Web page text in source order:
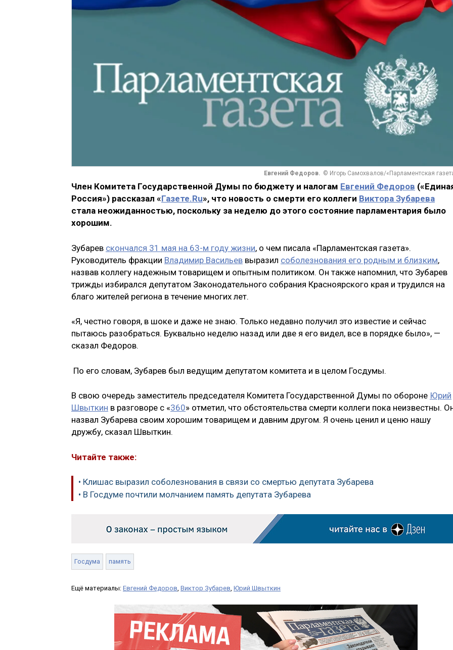
Евгений Федоров. © Игорь Самохвалов/«Парламентская
Член Комитета Государственной Думы по бюджету и налогам Евгений Федоров
Россия») рассказал «Газете.Ru», что новость о смерти его коллеги Виктора Зубарева
стала неожиданностью, поскольку за неделю до этого состояние парламентария было
хорошим.
Зубарев скончался 31 мая на 63-м году жизни, о чем писала «Парламентская газета».
Руководитель фракции Владимир Васильев выразил соболезнования его родным и близким,
назвав коллегу надежным товарищем и опытным политиком. Он также напомнил, что Зубарев
трижды избирался депутатом Законодательного собрания Красноярского края и трудился на
благо жителей региона в течение многих лет.
«Я, честно говоря, в шоке и даже не знаю. Только недавно получил это известие и сейчас
пытаюсь разобраться. Буквально неделю назад или две я его видел, все в порядке было», —
сказал Федоров.
По его словам, Зубарев был ведущим депутатом комитета и в целом Госдумы.
В свою очередь заместитель председателя Комитета Государственной Думы по обороне Юрий
Швыткин в разговоре с «360» отметил, что обстоятельства смерти коллеги пока неизвестны.
назвал Зубарева своим хорошим товарищем и давним другом. Я очень ценил и ценю нашу
дружбу, сказал Швыткин.
Читайте также:
• Клишас выразил соболезнования в связи со смертью депутата Зубарева
• В Госдуме почтили молчанием память депутата Зубарева
Госдума память
Ещё материалы: Евгений Федоров Виктор Зубарев Юрий Швыткин